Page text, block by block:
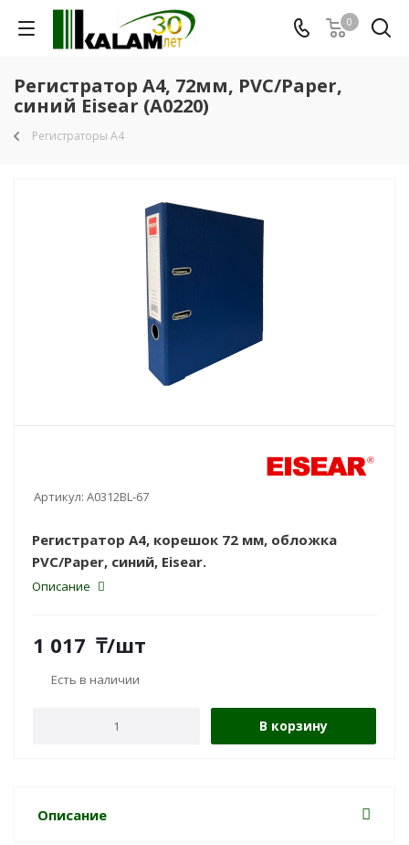
0
Регистратор A4, 72мм, PVC/Paper,
синий Eisear (A0220)
Регистраторы А4
Артикул: A0312BL-67
Регистратор A4, корешок 72 мм, обложка
PVC/Paper, синий, Eisear.
Описание
1 017 ₸/шт
Есть в наличии
В корзину
Описание